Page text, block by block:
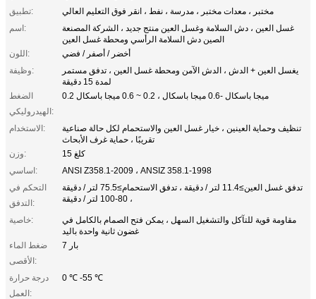
تطبيق:
مختبر ، معدات مختبر ، مدرسة ، نفط ، انقر فوق التعليم العالي
اسم:
غسل العين ، دش السلامة وغسل العين منتج جديد ، الشركة المصنعة
الصين دش السلامة الرأسي ومحطة غسل العين
اللون:
أخضر / أصفر / فضي
وظيفة:
يغسل العين + الدش ، الدش الآمن ومحطة غسل العين ، تدفق مستمر
لمدة 15 دقيقة
الضغط
الهيدروليكي:
0.2 ميجا باسكال -0.6 ميجا باسكال ، 0.2 ~ 0.6 ميجا باسكال
الاستخدام:
تنظيف وحماية العينين ، خيار غسل العين والاستحمام لكل حالة صناعية
تقريبًا ، حماية غرف الأبحاث
وزن:
15 كلغ
اساسي:
ANSI Z358.1-2009 ، ANSIZ 358.1-1998
التحكم في
التدفق:
تدفق غسل العين≥11.4 لتر / دقيقة ، تدفق الاستحمام≥75.5 لتر / دقيقة
، 80-100 لتر / دقيقة
خاصية:
مقاومة قوية للتآكل والتشغيل السهل ، يمكن فتح الصمام بالكامل في
غضون ثانية واحدة باليد
ضغط الماء
الأقصى:
7 بار
درجة حرارة
العمل:
0 ℃ -55 ℃